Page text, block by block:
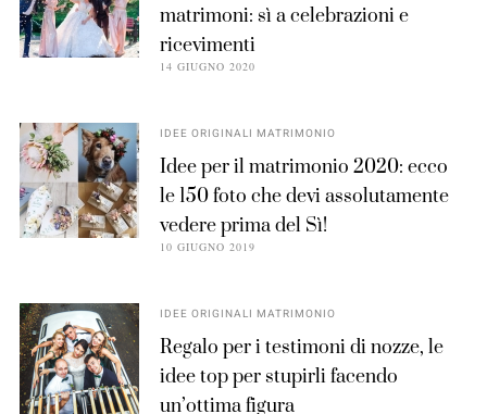
matrimoni: sì a celebrazioni e
ricevimenti
14 GIUGNO 2020
IDEE ORIGINALI MATRIMONIO
Idee per il matrimonio 2020: ecco
le 150 foto che devi assolutamente
vedere prima del Sì!
10 GIUGNO 2019
IDEE ORIGINALI MATRIMONIO
Regalo per i testimoni di nozze, le
idee top per stupirli facendo
un’ottima figura